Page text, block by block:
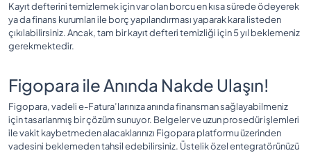
Kayıt defterini temizlemek için var olan borcu en kısa sürede ödeyerek
ya da finans kurumları ile borç yapılandırması yaparak kara listeden
çıkılabilirsiniz. Ancak, tam bir kayıt defteri temizliği için 5 yıl beklemeniz
gerekmektedir.
Figopara ile Anında Nakde Ulaşın!
Figopara, vadeli e-Fatura’larınıza anında finansman sağlayabilmeniz
için tasarlanmış bir çözüm sunuyor. Belgeler ve uzun prosedür işlemleri
ile vakit kaybetmeden alacaklarınızı Figopara platformu üzerinden
vadesini beklemeden tahsil edebilirsiniz. Üstelik özel entegratörünüzü